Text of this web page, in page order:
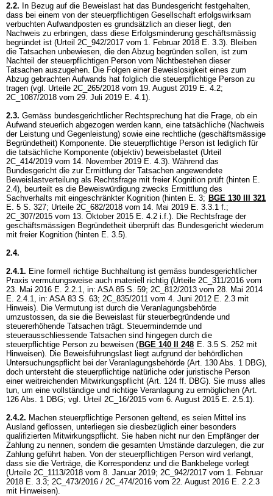
2.2. In Bezug auf die Beweislast hat das Bundesgericht festgehalten,
dass bei einem von der steuerpflichtigen Gesellschaft erfolgswirksam
verbuchten Aufwandposten es grundsätzlich an dieser liegt, den
Nachweis zu erbringen, dass diese Erfolgsminderung geschäftsmässig
begründet ist (Urteil 2C_942/2017 vom 1. Februar 2018 E. 3.3). Bleiben
die Tatsachen unbewiesen, die den Abzug begründen sollen, ist zum
Nachteil der steuerpflichtigen Person vom Nichtbestehen dieser
Tatsachen auszugehen. Die Folgen einer Beweislosigkeit eines zum
Abzug gebrachten Aufwands hat folglich die steuerpflichtige Person zu
tragen (vgl. Urteile 2C_265/2018 vom 19. August 2019 E. 4.2;
2C_1087/2018 vom 29. Juli 2019 E. 4.1).
2.3. Gemäss bundesgerichtlicher Rechtsprechung hat die Frage, ob ein
Aufwand steuerlich abgezogen werden kann, eine tatsächliche (Nachweis
der Leistung und Gegenleistung) sowie eine rechtliche (geschäftsmässige
Begründetheit) Komponente. Die steuerpflichtige Person ist lediglich für
die tatsächliche Komponente (objektiv) beweisbelastet (Urteil
2C_414/2019 vom 14. November 2019 E. 4.3). Während das
Bundesgericht die zur Ermittlung der Tatsachen angewendete
Beweislastverteilung als Rechtsfrage mit freier Kognition prüft (hinten E.
2.4), beurteilt es die Beweiswürdigung zwecks Ermittlung des
Sachverhalts mit eingeschränkter Kognition (hinten E. 3; BGE 130 III 321
E. 5 S. 327; Urteile 2C_682/2018 vom 14. Mai 2019 E. 3.3.1 f.;
2C_307/2015 vom 13. Oktober 2015 E. 4.2 i.f.). Die Rechtsfrage der
geschäftsmässigen Begründetheit überprüft das Bundesgericht wiederum
mit freier Kognition (hinten E. 3.5).
2.4.
2.4.1. Eine formell richtige Buchhaltung ist gemäss bundesgerichtlicher
Praxis vermutungsweise auch materiell richtig (Urteile 2C_311/2016 vom
23. Mai 2016 E. 2.2.1, in: ASA 85 S. 59; 2C_812/2013 vom 28. Mai 2014
E. 2.4.1, in: ASA 83 S. 63; 2C_835/2011 vom 4. Juni 2012 E. 2.3 mit
Hinweis). Die Vermutung ist durch die Veranlagungsbehörde
umzustossen, da sie die Beweislast für steuerbegründende und
steuererhöhende Tatsachen trägt. Steuermindernde und
steuerausschliessende Tatsachen sind hingegen durch die
steuerpflichtige Person zu beweisen ( BGE 140 II 248 E. 3.5 S. 252 mit
Hinweisen). Die Beweisführungslast liegt aufgrund der behördlichen
Untersuchungspflicht bei der Veranlagungsbehörde (Art. 130 Abs. 1 DBG),
doch untersteht die steuerpflichtige natürliche oder juristische Person
einer weitreichenden Mitwirkungspflicht (Art. 124 ff. DBG). Sie muss alles
tun, um eine vollständige und richtige Veranlagung zu ermöglichen (Art.
126 Abs. 1 DBG; vgl. Urteil 2C_16/2015 vom 6. August 2015 E. 2.5.1).
2.4.2. Machen steuerpflichtige Personen geltend, es seien Mittel ins
Ausland geflossen, unterliegen sie diesbezüglich einer besonders
qualifizierten Mitwirkungspflicht. Sie haben nicht nur den Empfänger der
Zahlung zu nennen, sondern die gesamten Umstände darzulegen, die zur
Zahlung geführt haben. Von der steuerpflichtigen Person wird verlangt,
dass sie die Verträge, die Korrespondenz und die Bankbelege vorlegt
(Urteile 2C_1113/2018 vom 8. Januar 2019; 2C_942/2017 vom 1. Februar
2018 E. 3.3; 2C_473/2016 / 2C_474/2016 vom 22. August 2016 E. 2.2.3
mit Hinweisen).